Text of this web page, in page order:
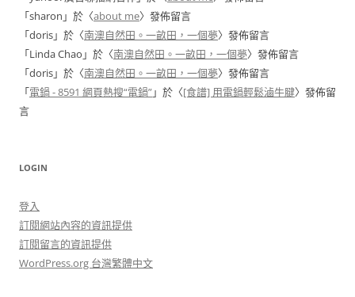
「sharon 」於〈about me〉發佈留言
「doris」於〈南澳自然田。一畝田，一個夢〉發佈留言
「Linda Chao 」於〈南澳自然田。一畝田，一個夢〉發佈留言
「doris」於〈南澳自然田。一畝田，一個夢〉發佈留言
「電鍋 - 8591 網頁熱搜“電鍋”」於〈[食譜] 用電鍋輕鬆滷牛腱〉發佈留
言
LOGIN
登入
訂閱網站內容的資訊提供
訂閱留言的資訊提供
WordPress.org 台灣繁體中文